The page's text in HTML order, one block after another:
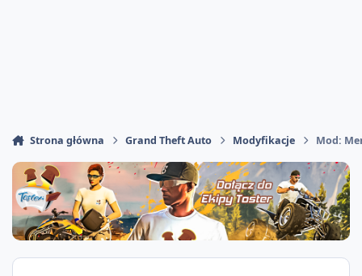
Strona główna Grand Theft Auto Modyfikacje Mod: